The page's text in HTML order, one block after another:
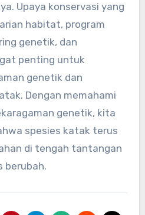
Upaya konservasi yang
habitat, program
genetik, dan
penting untuk
genetik dan
Dengan memahami
genetik, kita
spesies katak terus
di tengah tantangan
berubah.